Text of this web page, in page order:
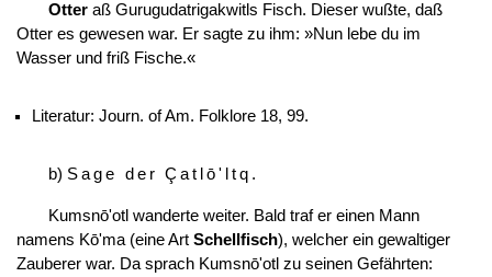
Otteraß Gurugudatrigakwitls Fisch. Dieser wußte, daß
Otter es gewesen war. Er sagte zu ihm: »Nun lebe du im
Wasser und friß Fische.«
Literatur: Journ. of Am. Folklore 18, 99.
b) Sage der Çatlō'ltq .
Kumsnō'otl wanderte weiter. Bald traf er einen Mann
namens Kō'ma (eine Art Schellfisch), welcher ein gewaltiger
Zauberer war. Da sprach Kumsnō'otl zu seinen Gefährten: